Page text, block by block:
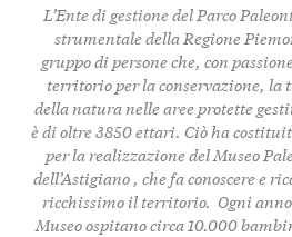
L’Ente di gestione delParco
strumentale della Regione
gruppo di personeche, con
territorio per la conservazione, la
della natura nelle aree protette
è di oltre3850 ettari. Ciò ha
per la realizzazione delMuseo
dell’Astigiano, che fa conoscere e
ricchissimo il territorio. Ogni
Museoospitano circa 10.000